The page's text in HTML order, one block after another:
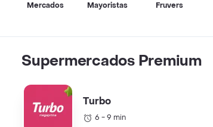
Mercados Mayoristas Fruvers
Supermercados Premium
Turbo
6 - 9 min